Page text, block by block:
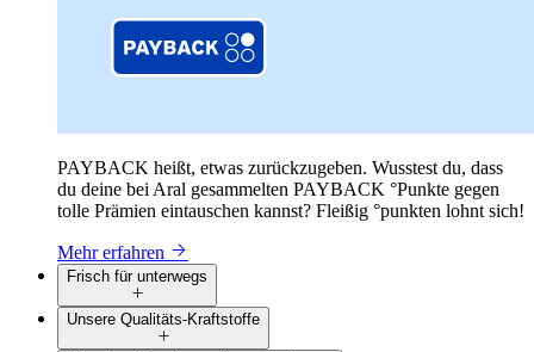
PAYBACK heißt, etwas zurückzugeben. Wusstest du, dass
du deine bei Aral gesammelten PAYBACK °Punkte gegen
tolle Prämien eintauschen kannst? Fleißig °punkten lohnt sich!
Mehr erfahren
Frisch für unterwegs
Unsere Qualitäts-Kraftstoffe